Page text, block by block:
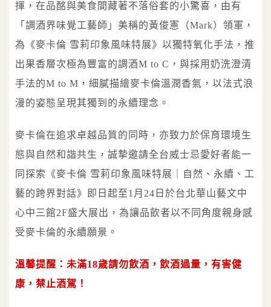
揮，在品酩與美食間藏著不落俗套的小驚喜，由有
「調酒界味覺工藝師」美稱的黃俊憲（Mark）領軍，
為《麥卡倫 雪莉印象風味特展》以獨特氧化手法，推
出果香層次極為豐富的調酒M to C，與採用奶洗澄清
手法的M to M，細膩描繪麥卡倫溫潤香氣，以法式浪
漫的姿態呈現其獨到的永續理念。
麥卡倫在追求卓越品質的同時，亦致力於保育環境生
態與自然和諧共生，誠摯邀請全台威士忌愛好者能一
同探索《麥卡倫 雪莉印象風味特展｜自然、永續、工
藝的跨界對話》即日起至1月24日於台北華山藝文中
心中三館2F盛大展出，為讓品飲者以不同角度親身感
受麥卡倫的永續願景。
溫馨提醒：未滿18歲請勿飲酒，飲酒過量，有害健
康，禁止酒駕！